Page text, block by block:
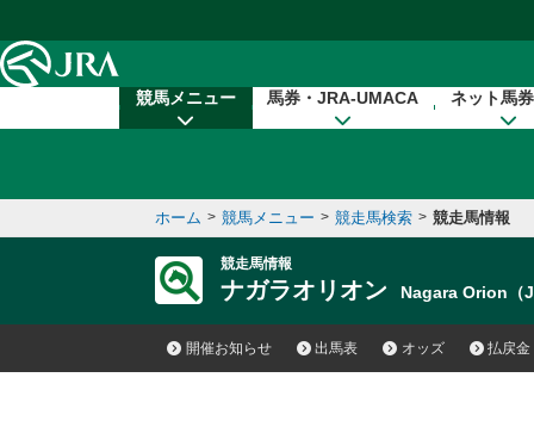
競馬メニュー 馬券・JRA-UMACA ネット馬
ホーム > 競馬メニュー > 競走馬検索 > 競走馬情報
競走馬情報
ナガラオリオン Nagara Orion（
開催お知らせ 出馬表 オッズ 払戻金